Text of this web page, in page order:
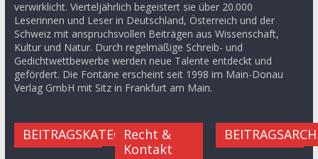
verwirklicht. Vierteljährlich begeistert sie über 20.000
Leserinnen und Leser in Deutschland, Österreich und der
Schweiz mit anspruchsvollen Beiträgen aus Wissenschaft,
Kultur und Natur. Durch regelmäßige Schreib- und
Gedichtwettbewerbe werden neue Talente entdeckt und
gefördert. Die Fontäne erscheint seit 1998 im Main-Donau
Verlag GmbH mit Sitz in Frankfurt am Main.
BEITRAGSKATEGORIEN
Recht &
Kontakt